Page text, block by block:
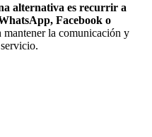
alternativa es recurrir a
Facebook o
mantener la comunicación y